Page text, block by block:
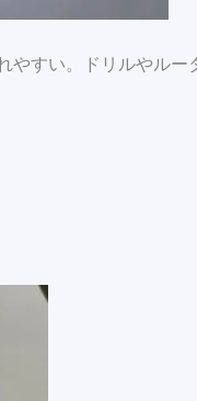
やすい。ドリルやルー